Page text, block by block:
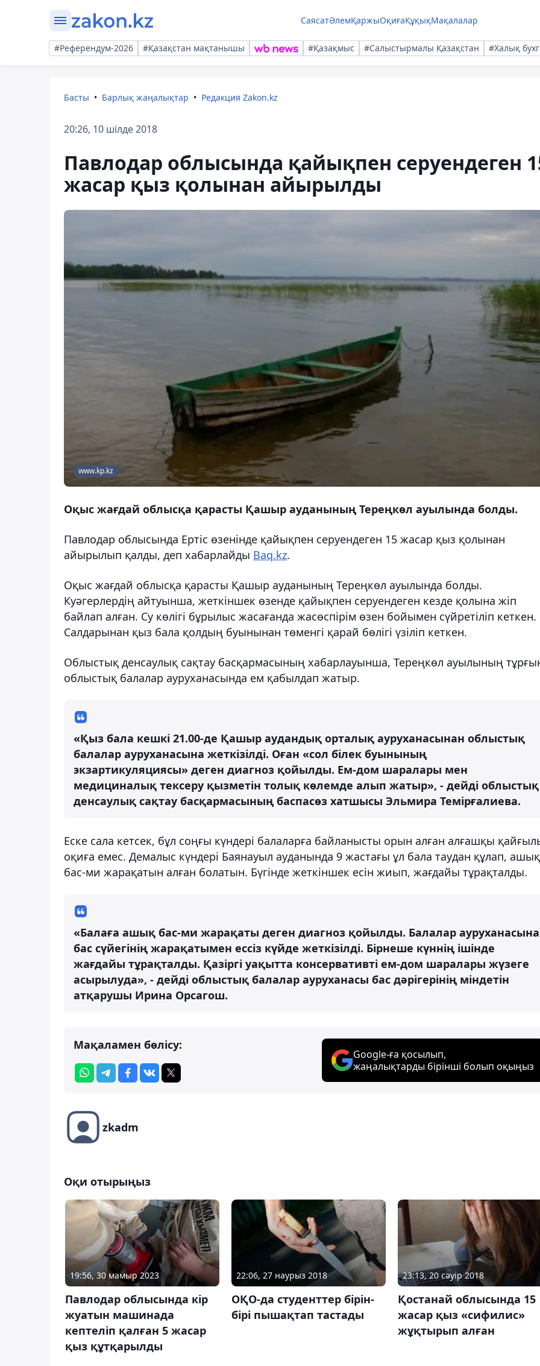
СаясатӘлемҚаржыОқиғаҚұқықМақалалар
#Референдум-2026 #Қазақстан мақтанышы #Қазақмыс #Салыстырмалы Қазақстан #Халық
Басты Барлық жаңалықтар Редакция Zakon.kz
20:26, 10 шілде 2018
Павлодар облысында қайықпен серуендеген
жасар қыз қолынан айырылды
www.kp.kz
Оқыс жағдай облысқа қарасты Қашыр ауданының Тереңкөл ауылында болды.
Павлодар облысында Ертіс өзенінде қайықпен серуендеген 15 жасар қыз қолынан
айырылып қалды, деп хабарлайды Baq.kz.
Оқыс жағдай облысқа қарасты Қашыр ауданының Тереңкөл ауылында болды.
Куәгерлердің айтуынша, жеткіншек өзенде қайықпен серуендеген кезде қолына жіп
байлап алған. Су көлігі бұрылыс жасағанда жасөспірім өзен бойымен сүйретіліп кеткен.
Салдарынан қыз бала қолдың буынынан төменгі қарай бөлігі үзіліп кеткен.
Облыстық денсаулық сақтау басқармасының хабарлауынша, Тереңкөл ауылының
облыстық балалар ауруханасында ем қабылдап жатыр.
«Қыз бала кешкі 21.00-де Қашыр аудандық орталық ауруханасынан облыстық
балалар ауруханасына жеткізілді. Оған «сол білек буынының
экзартикуляциясы» деген диагноз қойылды. Ем-дом шаралары мен
медициналық тексеру қызметін толық көлемде алып жатыр», - дейді облыстық
денсаулық сақтау басқармасының баспасөз хатшысы Эльмира Темірғалиева.
Еске сала кетсек, бұл соңғы күндері балаларға байланысты орын алған алғашқы
оқиға емес. Демалыс күндері Баянауыл ауданында 9 жастағы ұл бала таудан құлап, ашық
бас-ми жарақатын алған болатын. Бүгінде жеткіншек есін жиып, жағдайы тұрақталды.
«Балаға ашық бас-ми жарақаты деген диагноз қойылды. Балалар ауруханасына
бас сүйегінің жарақатымен ессіз күйде жеткізілді. Бірнеше күннің ішінде
жағдайы тұрақталды. Қазіргі уақытта консервативті ем-дом шаралары жүзеге
асырылуда», - дейді облыстық балалар ауруханасы бас дәрігерінің міндетін
атқарушы Ирина Орсагош.
Мақаламен бөлісу:
Google-ға қосылып,
жаңалықтарды бірінші болып оқыңыз
zkadm
Оқи отырыңыз
19:56, 30 мамыр 2023
Павлодар облысында кір
жуатын машинада
кептеліп қалған 5 жасар
қыз құтқарылды
22:06, 27 наурыз 2018
ОҚО-да студенттер бірін-
бірі пышақтап тастады
23:13, 20 сәуір 2018
Қостанай облысында 15
жасар қыз «сифилис»
жұқтырып алған